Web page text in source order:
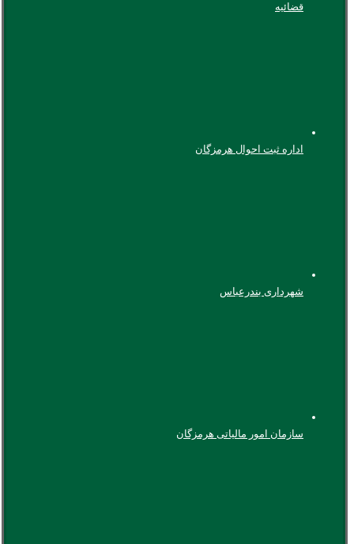
قضائیه
اداره ثبت احوال هرمزگان
شهرداری بندرعباس
سازمان امور مالیاتی هرمزگان